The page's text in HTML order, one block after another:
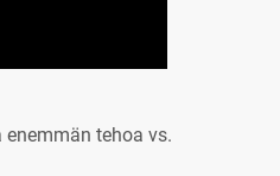
tehoa vs.